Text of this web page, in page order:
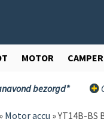
MOTOR CAMPER
bezorgd*
» Motor accu »YT14B-BS